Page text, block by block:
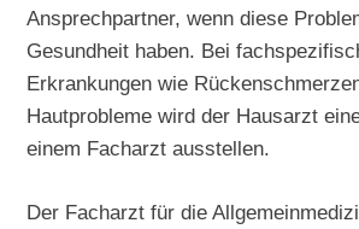
Ansprechpartner, wenn diese
Gesundheit haben. Bei
Erkrankungen wie
Hautprobleme wird der Hausarzt
einem Facharzt ausstellen.
Der Facharzt für die